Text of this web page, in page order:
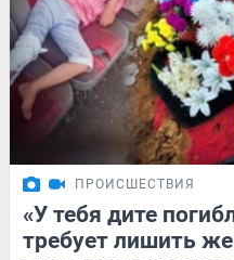
ПРОИСШЕСТВИЯ
«У тебя дите
требует лишить